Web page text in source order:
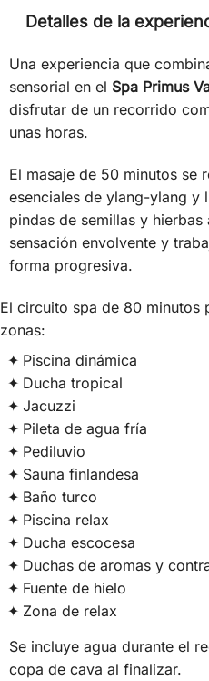
Detalles de la
Una experiencia que
sensorial en el Spa Primus
disfrutar de un recorrido
unas horas.
El masaje de 50 minutos se
esenciales de ylang-ylang y
pindas de semillas y
sensación envolvente y
forma progresiva.
El circuito spa de 80 minutos
zonas:
Piscina dinámica
Ducha tropical
Jacuzzi
Pileta de agua fría
Pediluvio
Sauna finlandesa
Baño turco
Piscina relax
Ducha escocesa
Duchas de aromas y
Fuente de hielo
Zona de relax
Se incluye agua durante el
copa de cava al finalizar.